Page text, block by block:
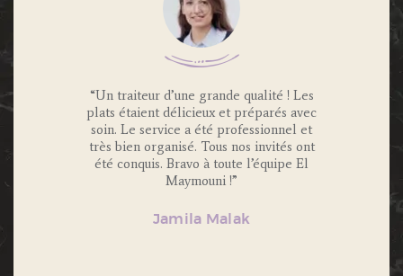
invités
“Un traiteur d’une grande qualité ! Les
plats étaient délicieux et préparés avec
soin. Le service a été professionnel et
très bien organisé. Tous nos invités ont
été conquis. Bravo à toute l’équipe El
Maymouni !”
Jamila Malak
“Nous